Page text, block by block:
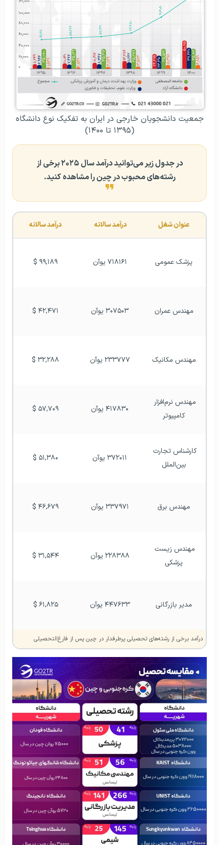
جمعیت دانشجویان خارجی در ایران به تفکیک نوع دانشگاه
(۱۳۹۵ تا ۱۴۰۰)
در جدول زیر می‌توانید درآمد سال ۲۰۲۵ برخی از
رشته‌های محبوب در چین را مشاهده کنید.
عنوان شغل درآمد سالانه درآمد سالانه
پزشک عمومی ۷۱۸۱۶۱ یوآن ۹۹,۱۸۹ $
مهندس عمران ۳۰۷۵۰۳ یوآن ۴۲,۴۷۱ $
مهندس مکانیک ۲۳۳۷۷۷ یوآن ۳۲,۲۸۸ $
کامپیوتر
۴۱۷۸۳۰ یوآن ۵۷,۷۰۹ $
بین‌الملل
۳۷۲۰۱۱ یوآن ۵۱,۳۸۰ $
مهندس برق ۳۳۷۹۷۱ یوآن ۴۶,۶۷۹ $
پزشکی
۲۲۸۳۸۸ یوآن ۳۱,۵۴۴ $
مدیر بازرگانی ۴۴۷۶۳۳ یوآن ۶۱,۸۲۵ $
درآمد برخی از رشته‌های تحصیلی پرطرفدار در چین پس از فارغ‌التحصیلی